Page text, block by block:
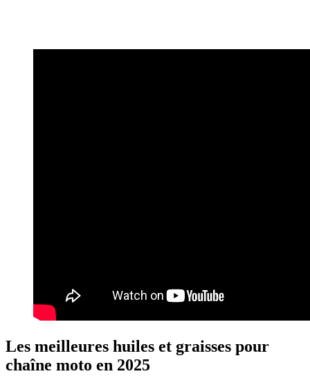
Les meilleures huiles et graisses pour
chaîne moto en 2025